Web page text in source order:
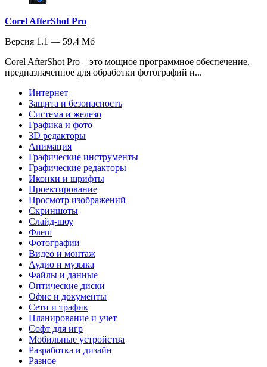
Corel AfterShot Pro
Версия 1.1 — 59.4 Мб
Corel AfterShot Pro – это мощное программное обеспечение,
предназначенное для обработки фотографий и...
Интернет
Защита и безопасность
Система и железо
Графика и фото
3D редакторы
Анимация
Графические инструменты
Графические редакторы
Иконки и шрифты
Проектирование
Просмотр изображений
Скриншоты
Слайд-шоу
Флеш
Фотографии
Видео и монтаж
Аудио и музыка
Файлы и данные
Оптические диски
Офис и документы
Сети и трафик
Планирование и учет
Софт для игр
Мобильные устройства
Разработка и дизайн
Разное